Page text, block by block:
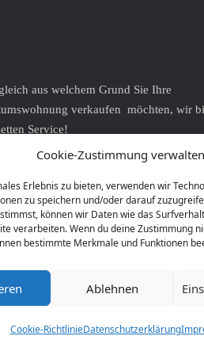
Cookie-Zustimmung verwalten
Erlebnis zu bieten, verwenden wir
zu speichern und/oder darauf
können wir Daten wie das
verarbeiten. Wenn du deine Zustimmung
bestimmte Merkmale und Funktionen
Ablehnen
Cookie-RichtlinieDatenschutzerklärung
aus welchem Grund Sie Ihre
verkaufen möchten, wir
Service!
auch Ihr Einfamilienhaus – zum
Exvermittelt zielorientiert und erfolgreich
kümmern wir uns um die Interessen von
und -käufern.
Sie uns kennen!